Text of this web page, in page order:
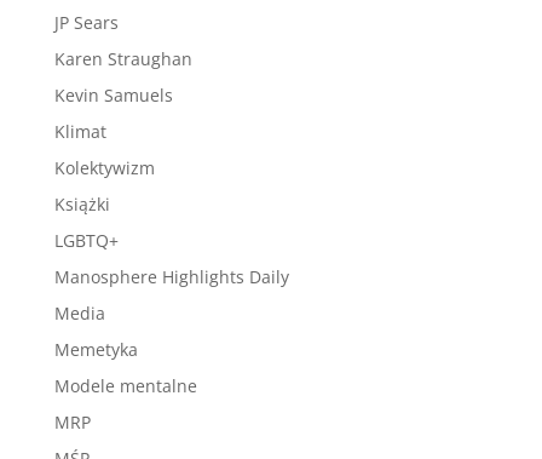
JP Sears
Karen Straughan
Kevin Samuels
Klimat
Kolektywizm
Książki
LGBTQ+
Manosphere Highlights Daily
Media
Memetyka
Modele mentalne
MRP